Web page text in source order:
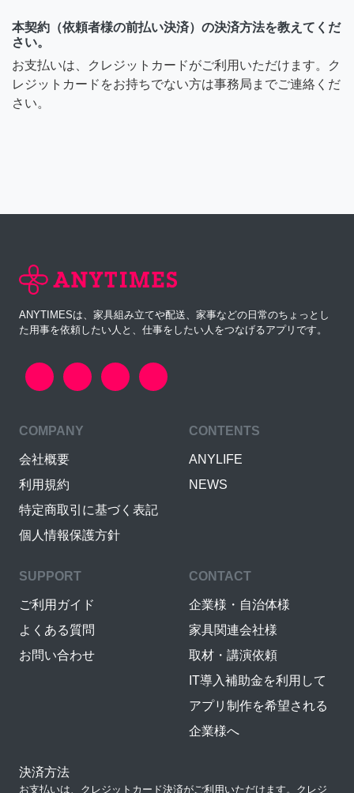
本契約（依頼者様の前払い決済）の決済方法を教えてくだ
さい。
お支払いは、クレジットカードがご利用いただけます。ク
レジットカードをお持ちでない方は事務局までご連絡くだ
さい。
ANYTIMESは、家具組み立てや配送、家事などの日常のちょっとし
た用事を依頼したい人と、仕事をしたい人をつなげるアプリです。
COMPANY
会社概要
利用規約
特定商取引に基づく表記
個人情報保護方針
CONTENTS
ANYLIFE
NEWS
SUPPORT
ご利用ガイド
よくある質問
お問い合わせ
CONTACT
企業様・自治体様
家具関連会社様
取材・講演依頼
IT導入補助金を利用して
アプリ制作を希望される
企業様へ
決済方法
お支払いは、クレジットカード決済がご利用いただけます。クレジ